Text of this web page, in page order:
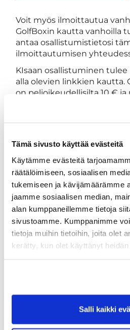
Tämä sivusto käyttää evästeitä
Käytämme evästeitä
räätälöimiseen, sosiaalisen
tukemiseen ja kävijämäärämme
jaamme sosiaalisen median,
alan kumppaneillemme tietoja
sivustoamme. Kumppanimme
tietoja muihin tietoihin, joita olet
kerätty, kun olet käyttänyt heidän
Salli kaikki
Voit myös ilmoittautua
GolfBoxin kautta vanhoilla
antaa osallistumistietosi
ilmoittautumisen
KIsaan osallistuminen tulee
alla olevien linkkien kautta.
on pelioikeudellisilta 10 € ja
pelioikeudellisia ovat
pelioikeus maksettuna
Joulukisan
Joulukisaan osallistumisen
verkkokaupassa.